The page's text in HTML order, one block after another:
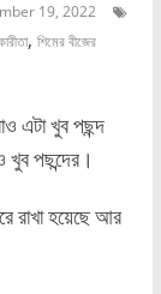
19, 2022
, শিমের বীজের
এটা খুব পছন্দ
খুব পছন্দের।
রাখা হয়েছে আর